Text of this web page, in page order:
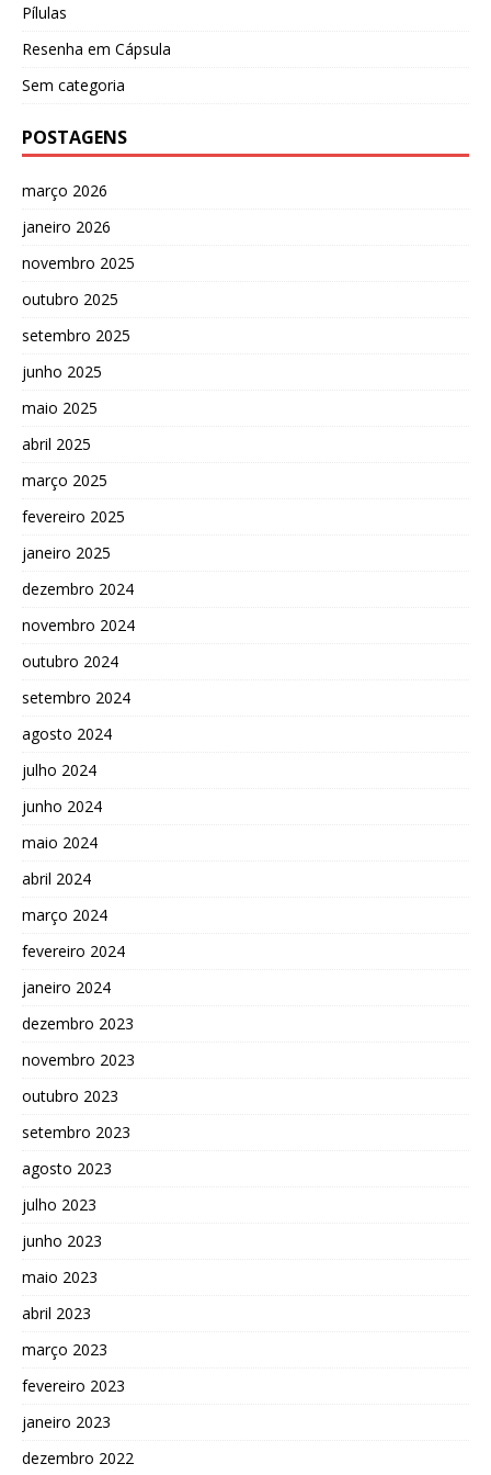
Pílulas
Resenha em Cápsula
Sem categoria
POSTAGENS
março 2026
janeiro 2026
novembro 2025
outubro 2025
setembro 2025
junho 2025
maio 2025
abril 2025
março 2025
fevereiro 2025
janeiro 2025
dezembro 2024
novembro 2024
outubro 2024
setembro 2024
agosto 2024
julho 2024
junho 2024
maio 2024
abril 2024
março 2024
fevereiro 2024
janeiro 2024
dezembro 2023
novembro 2023
outubro 2023
setembro 2023
agosto 2023
julho 2023
junho 2023
maio 2023
abril 2023
março 2023
fevereiro 2023
janeiro 2023
dezembro 2022